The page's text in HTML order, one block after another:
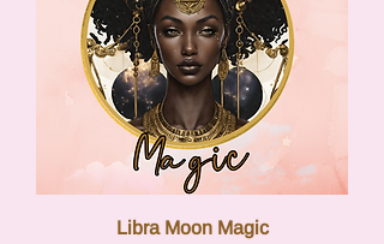
Libra Moon Magic